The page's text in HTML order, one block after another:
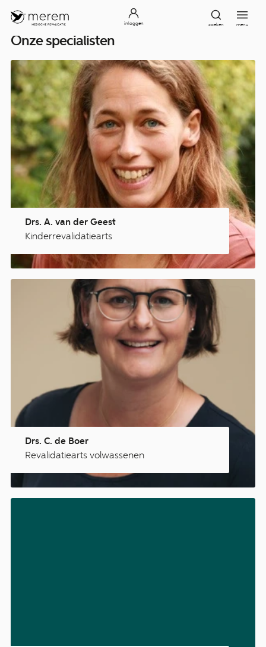
inloggen zoeken menu
Onze specialisten
Drs. A. van der Geest
Kinderrevalidatiearts
Drs. C. de Boer
Revalidatiearts volwassenen